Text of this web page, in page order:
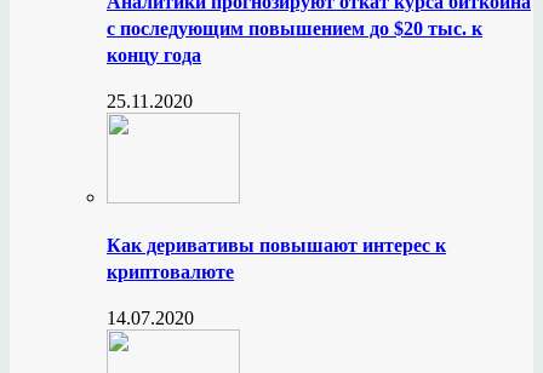
с последующим повышением до $20 тыс. к
концу года
25.11.2020
Как деривативы повышают интерес к
криптовалюте
14.07.2020